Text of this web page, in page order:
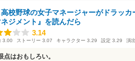
高校野球の女子マネージャーがドラッカ
ネジメント』を読んだら
3.14
3.14
3.00 ストーリー 3.07 キャラクター 3.29 設定 3.29 演出
点はおもしろい。